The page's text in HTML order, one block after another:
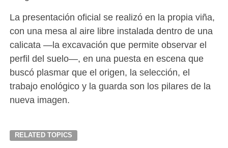
La presentación oficial se realizó en la propia viña,
con una mesa al aire libre instalada dentro de una
calicata —la excavación que permite observar el
perfil del suelo—, en una puesta en escena que
buscó plasmar que el origen, la selección, el
trabajo enológico y la guarda son los pilares de la
nueva imagen.
RELATED TOPICS